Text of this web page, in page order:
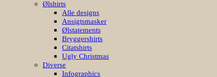
Ansigtsmasker
Ølstatements
Bryggershirts
Citatshirts
Ugly Christmas
Diverse
Infographics
Blog
Om os